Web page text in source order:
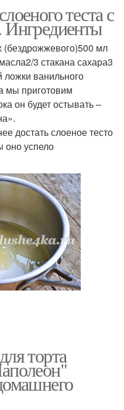
теста с
Ингредиенты
(бездрожжевого)500 мл
3 стакана сахара3
ванильного
мы приготовим
он будет остывать –
достать слоеное тесто
оно успело
торта